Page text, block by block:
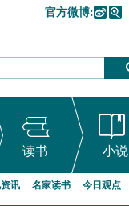
官方微博:
读书 小说
讯 名家读书 今日观点